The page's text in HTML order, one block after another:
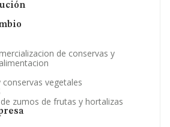
de conservas y
vegetales
zumos de frutas y hortalizas